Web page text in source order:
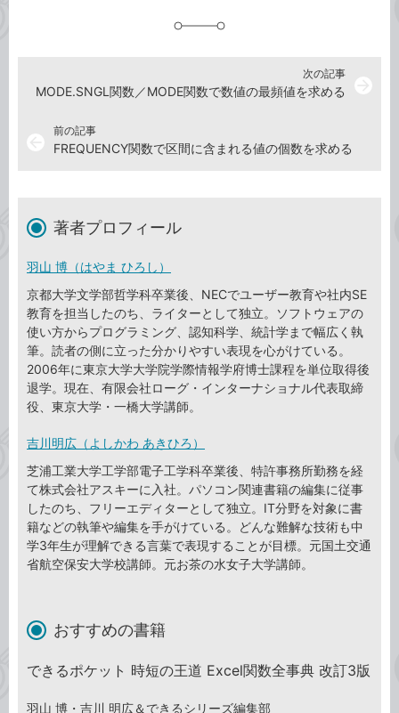
前の記事
FREQUENCY関数で区間に含まれる値の個数を求める
次の記事
MODE.SNGL関数／MODE関数で数値の最頻値を求める
著者プロフィール
羽山 博（はやま ひろし）
京都大学文学部哲学科卒業後、NECでユーザー教育や社内SE
教育を担当したのち、ライターとして独立。ソフトウェアの
使い方からプログラミング、認知科学、統計学まで幅広く執
筆。読者の側に立った分かりやすい表現を心がけている。
2006年に東京大学大学院学際情報学府博士課程を単位取得後
退学。現在、有限会社ローグ・インターナショナル代表取締
役、東京大学・一橋大学講師。
吉川明広（よしかわ あきひろ）
芝浦工業大学工学部電子工学科卒業後、特許事務所勤務を経
て株式会社アスキーに入社。パソコン関連書籍の編集に従事
したのち、フリーエディターとして独立。IT分野を対象に書
籍などの執筆や編集を手がけている。どんな難解な技術も中
学3年生が理解できる言葉で表現することが目標。元国土交通
省航空保安大学校講師。元お茶の水女子大学講師。
おすすめの書籍
できるポケット 時短の王道 Excel関数全事典 改訂3版
羽山 博・吉川 明広＆できるシリーズ編集部